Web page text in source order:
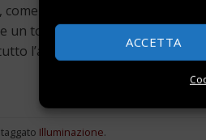
ACCETTA
decoro di una parte del
un tocco caratteristico ed
l’anno e, in aggiunta, di
Illuminazione.